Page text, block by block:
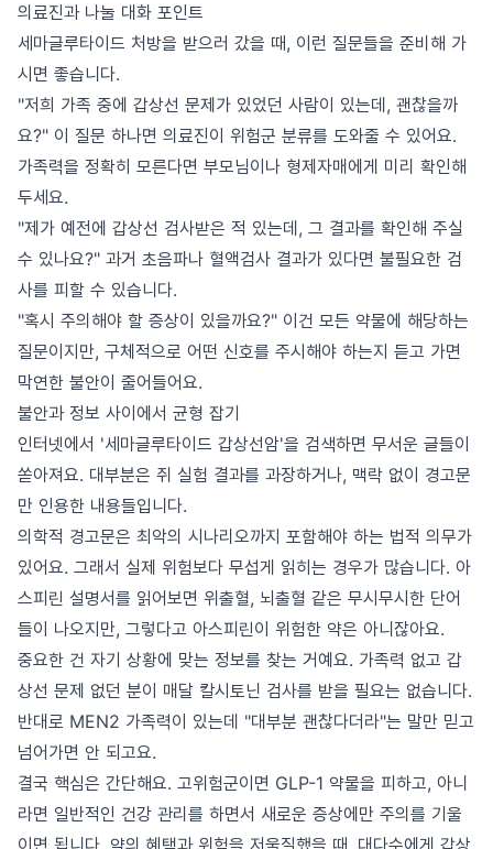
의료진과 나눌 대화 포인트
세마글루타이드 처방을 받으러 갔을 때, 이런 질문들을 준비해 가
시면 좋습니다.
"저희 가족 중에 갑상선 문제가 있었던 사람이 있는데, 괜찮을까
요?" 이 질문 하나면 의료진이 위험군 분류를 도와줄 수 있어요.
가족력을 정확히 모른다면 부모님이나 형제자매에게 미리 확인해
두세요.
"제가 예전에 갑상선 검사받은 적 있는데, 그 결과를 확인해 주실
수 있나요?" 과거 초음파나 혈액검사 결과가 있다면 불필요한 검
사를 피할 수 있습니다.
"혹시 주의해야 할 증상이 있을까요?" 이건 모든 약물에 해당하는
질문이지만, 구체적으로 어떤 신호를 주시해야 하는지 듣고 가면
막연한 불안이 줄어들어요.
불안과 정보 사이에서 균형 잡기
인터넷에서 '세마글루타이드 갑상선암'을 검색하면 무서운 글들이
쏟아져요. 대부분은 쥐 실험 결과를 과장하거나, 맥락 없이 경고문
만 인용한 내용들입니다.
의학적 경고문은 최악의 시나리오까지 포함해야 하는 법적 의무가
있어요. 그래서 실제 위험보다 무섭게 읽히는 경우가 많습니다. 아
스피린 설명서를 읽어보면 위출혈, 뇌출혈 같은 무시무시한 단어
들이 나오지만, 그렇다고 아스피린이 위험한 약은 아니잖아요.
중요한 건 자기 상황에 맞는 정보를 찾는 거예요. 가족력 없고 갑
상선 문제 없던 분이 매달 칼시토닌 검사를 받을 필요는 없습니다.
반대로 MEN2 가족력이 있는데 "대부분 괜찮다더라"는 말만 믿고
넘어가면 안 되고요.
결국 핵심은 간단해요. 고위험군이면 GLP-1 약물을 피하고, 아니
라면 일반적인 건강 관리를 하면서 새로운 증상에만 주의를 기울
이면 됩니다. 약의 혜택과 위험을 저울질했을 때, 대다수에게 갑상